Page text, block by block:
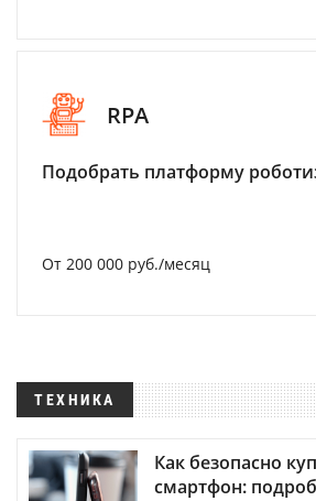
RPA
Подобрать платформу
От 200 000 руб./месяц
ТЕХНИКА
Как безопасно
смартфон: